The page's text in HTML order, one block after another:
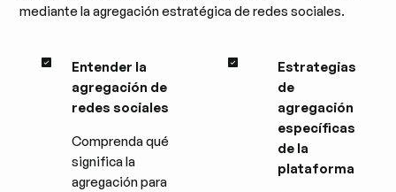
mediante la agregación estratégica de redes sociales.
Entender la
agregación de
redes sociales
Comprenda qué
significa la
agregación para
Estrategias
de
agregación
específicas
de la
plataforma